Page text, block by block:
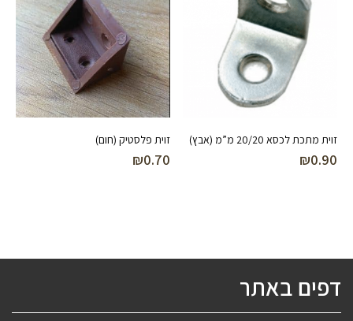
זוית מתכת לכסא 20/20 מ”מ (אבץ)
₪0.90
זוית פלסטיק (חום)
₪0.70
דפים באתר